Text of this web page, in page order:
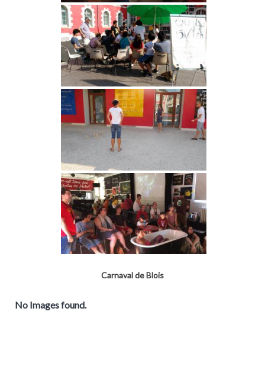
Carnaval de Blois
No Images found.